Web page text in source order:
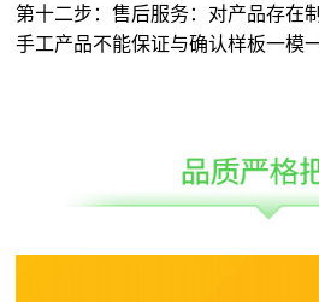
第十二步：售后服务：对产品存在
手工产品不能保证与确认样板一模